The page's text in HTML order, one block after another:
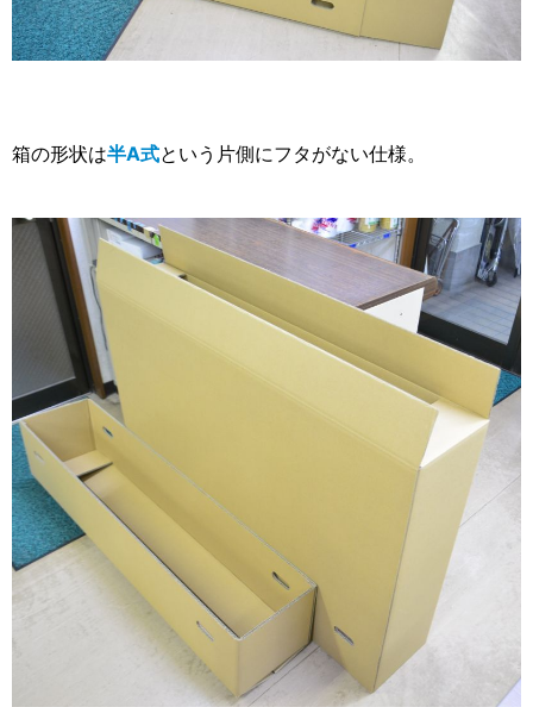
箱の形状は半A式という片側にフタがない仕様。